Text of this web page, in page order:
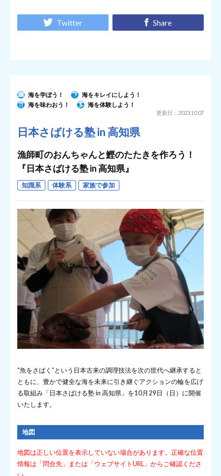
Twitter Share
海を学ぼう！
海をキレイにしよう！
海を味わおう！
海を体験しよう！
更新日：2023.10.07
日本さばける塾 in 高知県
漁師町のおんちゃんと鰹のたたきを作ろう！
『日本さばける塾 in 高知県』
知識系 体験系 家族で参加
“魚をさばく”という日本古来の調理技法を次の世代へ継承すると
ともに、豊かで健全な海を未来に引き継ぐアクションの輪を広げ
る取組み「日本さばける塾 in 高知県」を10月29日（日）に開催
いたします。
地図
地図は正しい位置を表示していない場合があります。正確な位置
情報は「問合先」または「ウェブサイトURL」からご確認くださ